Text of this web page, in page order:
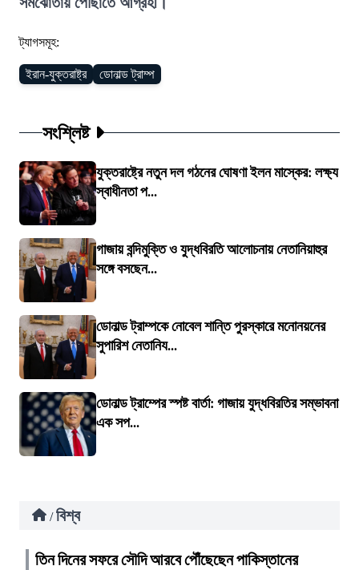
ট্যাগসমূহ:
ইরান-যুক্তরাষ্ট্র ডোনাল্ড ট্রাম্প
সংশ্লিষ্ট
যুক্তরাষ্ট্রে নতুন দল গঠনের ঘোষণা ইলন মাস্কের: লক্ষ্য
স্বাধীনতা প...
গাজায় বন্দিমুক্তি ও যুদ্ধবিরতি আলোচনায় নেতানিয়াহুর
সঙ্গে বসছেন...
ডোনাল্ড ট্রাম্পকে নোবেল শান্তি পুরস্কারে মনোনয়নের
সুপারিশ নেতানিয...
ডোনাল্ড ট্রাম্পের স্পষ্ট বার্তা: গাজায় যুদ্ধবিরতির সম্ভাবনা
এক সপ...
/ বিশ্ব
তিন দিনের সফরে সৌদি আরবে পৌঁছেছেন পাকিস্তানের